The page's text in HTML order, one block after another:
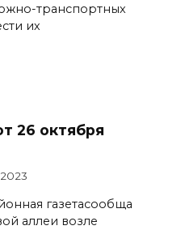
транспортных
их
26 октября
газетасообща
аллеи возле